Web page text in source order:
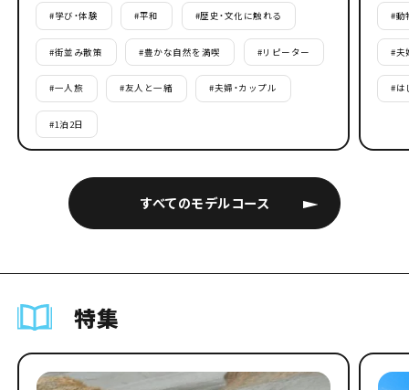
すべてのモデルコース
#学び・体験 #平和 #歴史・文化に触れる
#街並み散策 #豊かな自然を満喫 #リピーター
#一人旅 #友人と一緒 #夫婦・カップル
#1泊2日
#動
#夫
#は
特集